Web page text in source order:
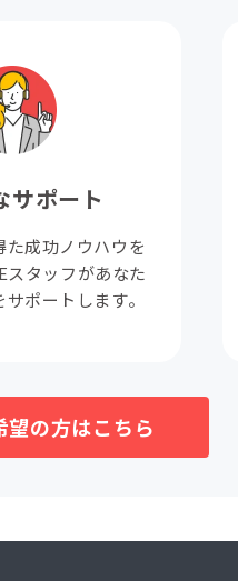
サポート
成功ノウハウを
スタッフがあなた
ポートします。
望の方はこちら